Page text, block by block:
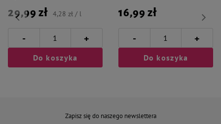
29,99 zł 4,28 zł / l
- +
Do koszyka
16,99 zł
- +
Do koszyka
Zapisz się do naszego newslettera